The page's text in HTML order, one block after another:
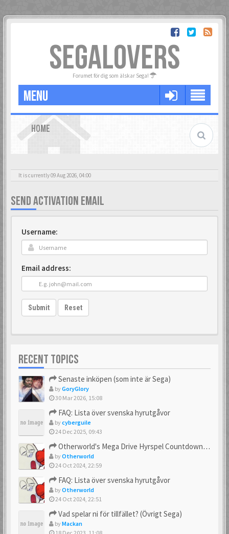
SEGALOVERS
Forumet för dig som älskar Sega!
MENU
HOME
It is currently 09 Aug 2026, 04:00
SEND ACTIVATION EMAIL
Username:
Email address:
Submit Reset
RECENT TOPICS
Senaste inköpen (som inte är Sega)
byGoryGlory
30 Mar 2026, 15:08
FAQ: Lista över svenska hyrutgåvor
bycyberguile
24 Dec 2025, 09:43
Otherworld's Mega Drive Hyrspel Countdown Tråd!
byOtherworld
24 Oct 2024, 22:59
FAQ: Lista över svenska hyrutgåvor
byOtherworld
24 Oct 2024, 22:51
Vad spelar ni för tillfället? (Övrigt Sega)
byMackan